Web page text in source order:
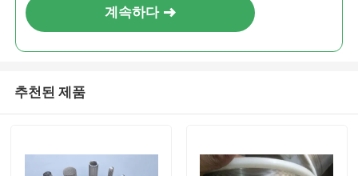
계속하다
추천된 제품